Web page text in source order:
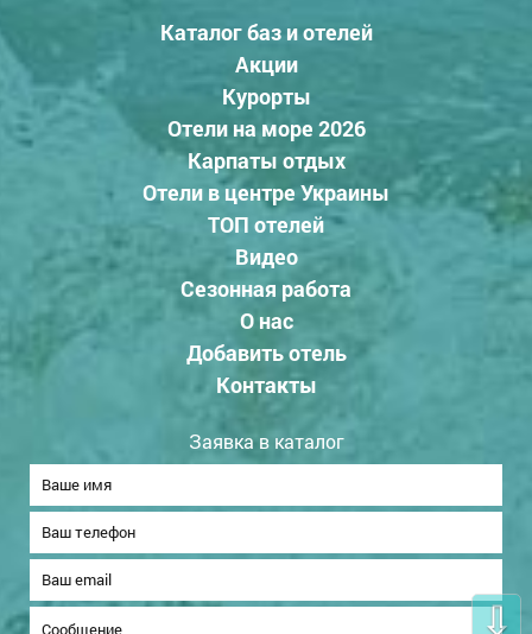
Каталог баз и отелей
Акции
Курорты
Отели на море 2026
Карпаты отдых
Отели в центре Украины
ТОП отелей
Видео
Сезонная работа
О нас
Добавить отель
Контакты
Заявка в каталог
⇩